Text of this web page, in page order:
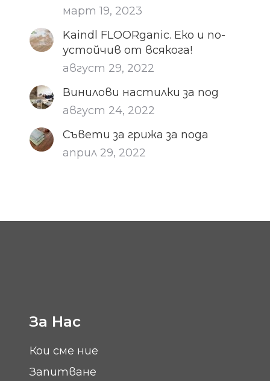
март 19, 2023
Kaindl FLOORganic. Еко и по-
устойчив от всякога!
август 29, 2022
Винилови настилки за под
август 24, 2022
Съвети за грижа за пода
април 29, 2022
За Нас
Кои сме ние
Запитване